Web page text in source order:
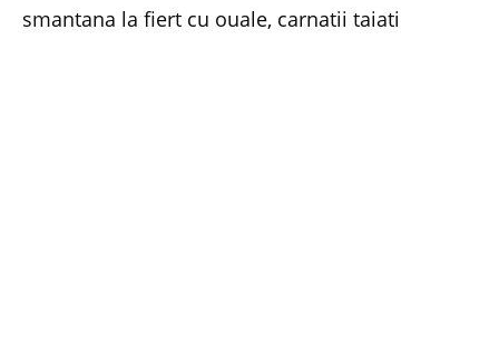
smantana la fiert cu ouale, carnatii taiati